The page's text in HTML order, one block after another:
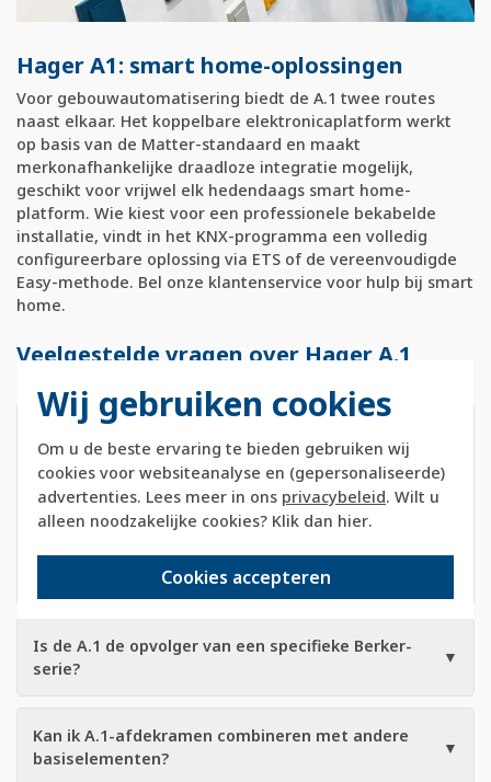
Wij gebruiken cookies
Om u de beste ervaring te bieden gebruiken wij
cookies voor websiteanalyse en (gepersonaliseerde)
advertenties. Lees meer in ons privacybeleid. Wilt u
alleen noodzakelijke cookies? Klik dan hier.
Cookies accepteren
Hager A1: smart home-oplossingen
Voor gebouwautomatisering biedt de A.1 twee routes
naast elkaar. Het koppelbare elektronicaplatform werkt
op basis van de Matter-standaard en maakt
merkonafhankelijke draadloze integratie mogelijk,
geschikt voor vrijwel elk hedendaags smart home-
platform. Wie kiest voor een professionele bekabelde
installatie, vindt in het KNX-programma een volledig
configureerbare oplossing via ETS of de vereenvoudigde
Easy-methode. Bel onze klantenservice voor hulp bij smart
home.
Veelgestelde vragen over Hager A.1
Wat betekent de naam A.1?
De A verwijst naar angular en beschrijft de hoekige
vormentaal van de serie. De .1 staat voor de breedte
van het afdekraam: 81 mm. De A.1 is daarmee de
smalle hoekige uitvoering binnen het Hager
Is de A.1 de opvolger van een specifieke Berker-
serie?
▼
Kan ik A.1-afdekramen combineren met andere
basiselementen?
▼